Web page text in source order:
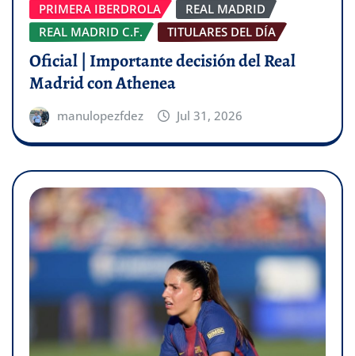
PRIMERA IBERDROLA
REAL MADRID
REAL MADRID C.F.
TITULARES DEL DÍA
Oficial | Importante decisión del Real
Madrid con Athenea
manulopezfdez Jul 31, 2026